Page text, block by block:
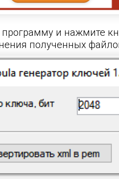
программу и нажмите
полученных